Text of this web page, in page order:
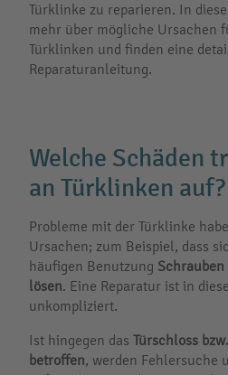
Türklinke zu reparieren. In
mehr über mögliche Ursachen
Türklinken und finden eine
Reparaturanleitung.
Welche Schäden
an Türklinken auf?
Probleme mit der Türklinke
Ursachen; zum Beispiel, dass
häufigen Benutzung
lösen. Eine Reparatur ist in
unkompliziert.
Ist hingegen das Türschloss
betroffen, werden Fehlersuche